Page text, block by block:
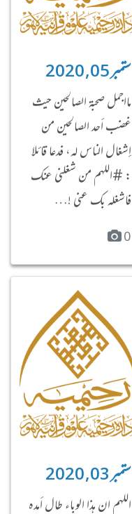
ستمبر 05, 2020
مااجمل صحبة الصالحين حيث
‏غضب أحد الصالحين من
إشغال الناس له، ‏فدعا قائلا
: ‏#اللهم من شغلني عنك
فاشغله بك عني !…
0
ستمبر 03, 2020
اللهم ان هذا الوباء طال أمده